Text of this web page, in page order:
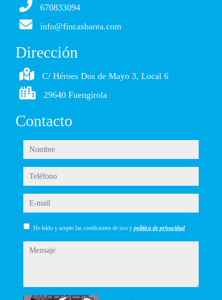
670833094
info@fincasbarea.com
Dirección
C/ Héroes Dos de Mayo 3, Local 6
29640 Fuengirola
Contacto
nombre
teléfono
e-mail
He leído y acepto las condiciones de uso y política de privacidad
mensaje